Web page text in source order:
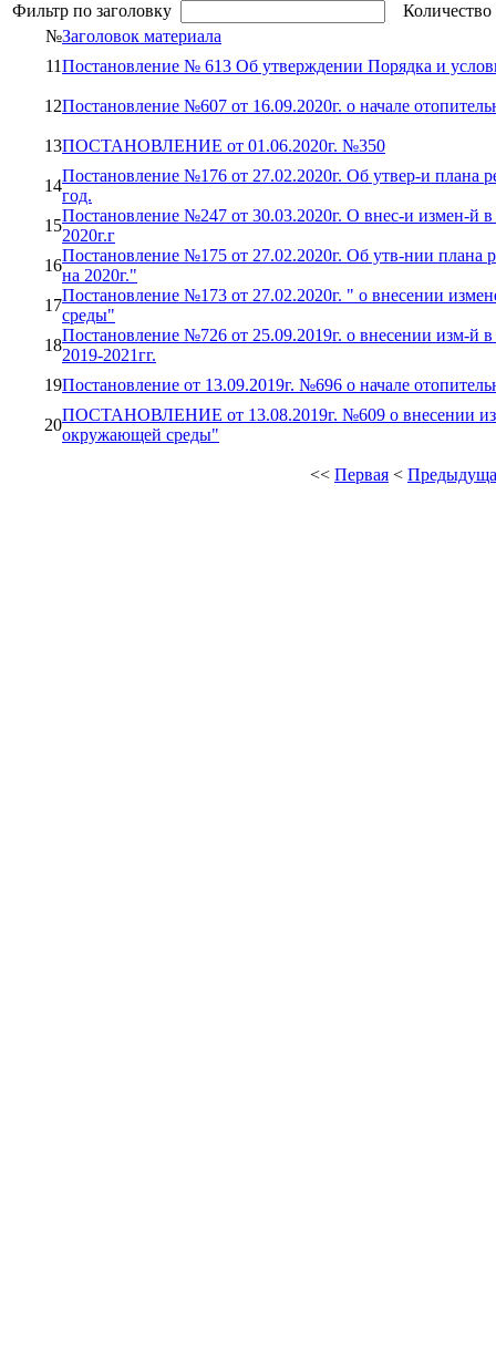
Фильтр по заголовку
№Заголовок материала
11Постановление № 613 Об утверждении Порядка и
12Постановление №607 от 16.09.2020г. о начале
13ПОСТАНОВЛЕНИЕ от 01.06.2020г. №350
14
Постановление №176 от 27.02.2020г. Об утвер-и
год.
15
Постановление №247 от 30.03.2020г. О внес-и измен-
2020г.г
16
Постановление №175 от 27.02.2020г. Об утв-нии плана
на 2020г."
17
Постановление №173 от 27.02.2020г. " о внесении
среды"
18
Постановление №726 от 25.09.2019г. о внесении изм-
2019-2021гг.
19Постановление от 13.09.2019г. №696 о начале
20
ПОСТАНОВЛЕНИЕ от 13.08.2019г. №609 о внесении
окружающей среды"
<< Первая <